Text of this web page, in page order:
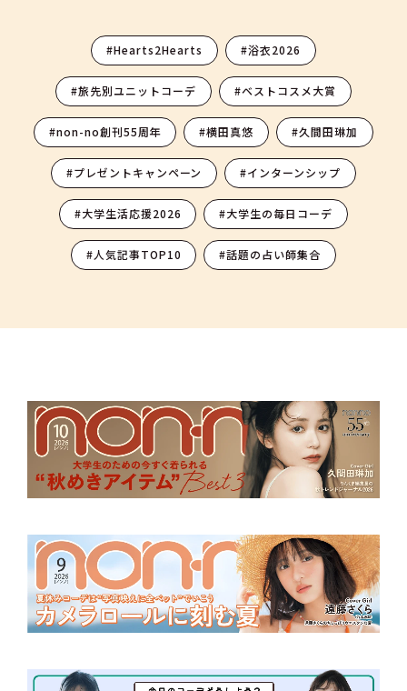
#Hearts2Hearts #浴衣2026
#旅先別ユニットコーデ #ベストコスメ大賞
#non-no創刊55周年 #横田真悠 #久間田琳加
#プレゼントキャンペーン #インターンシップ
#大学生活応援2026 #大学生の毎日コーデ
#人気記事TOP10 #話題の占い師集合